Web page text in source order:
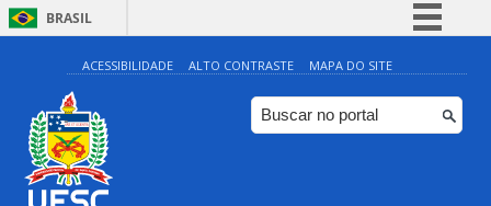
BRASIL
Simplifique!
Comunica BR
Participe
ACESSIBILIDADE ALTO CONTRASTE MAPA DO SITE